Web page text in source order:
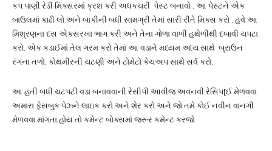
કપ પાણી રેડી મિક્સરમાં ક્રશ કરી અધકચરી પેસ્ટ બનાવો . આ પેસ્ટને એક
બાઉલમાં કાઢી લો અને બાકીની બધી સામગ્રી તેમાં સારી રીતે મિક્સ કરો . હવે આ
મિશ્રણના દસ એકસરખા ભાગ કરી અને તેના ગોળા વાળી હથેળીથી દબાવી ચપટા
કરો. એક કડાઈમાં તેલ ગરમ કરો તેમાં આ વડાને મધ્યમ આંચ સાથે બ્રાઉન
રંગના તળો. કોથમીરની ચટણી અને ટોમેટો કેચઅપ સાથે સર્વ કરો.
આ હતી બધી ચટપટી વડા બનાવવાની રેસીપી આવીજ અવનવી રેસિપ[ઈ મેળવવા
અમારા ફેસબુક પેઝ્ને લાઇક કરો અને શેર કરો અને જો તમે કોઈ નવીન વાનગી
મેળવવા માંગતા હોય તો કમેન્ટ બોક્સમાં જરૂર કમેન્ટ કરજો